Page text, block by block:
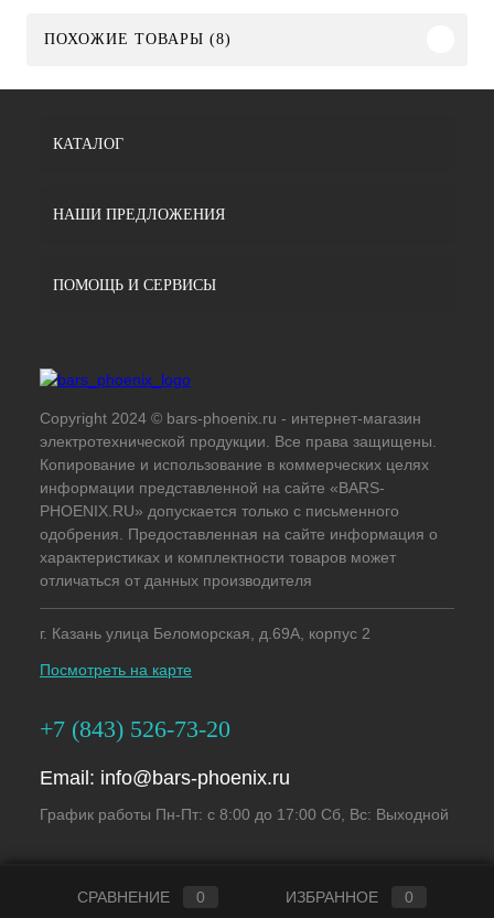
ПОХОЖИЕ ТОВАРЫ (8)
КАТАЛОГ
НАШИ ПРЕДЛОЖЕНИЯ
ПОМОЩЬ И СЕРВИСЫ
Copyright 2024 © bars-phoenix.ru - интернет-магазин
электротехнической продукции. Все права защищены.
Копирование и использование в коммерческих целях
информации представленной на сайте «BARS-
PHOENIX.RU» допускается только с письменного
одобрения. Предоставленная на сайте информация о
характеристиках и комплектности товаров может
отличаться от данных производителя
г. Казань улица Беломорская, д.69А, корпус 2
Посмотреть на карте
+7 (843) 526-73-20
Email: info@bars-phoenix.ru
График работы Пн-Пт: с 8:00 до 17:00 Сб, Вс: Выходной
СРАВНЕНИЕ 0 ИЗБРАННОЕ 0